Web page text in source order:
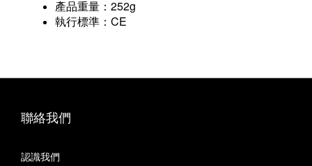
產品重量：252g
執行標準：CE
聯絡我們
認識我們